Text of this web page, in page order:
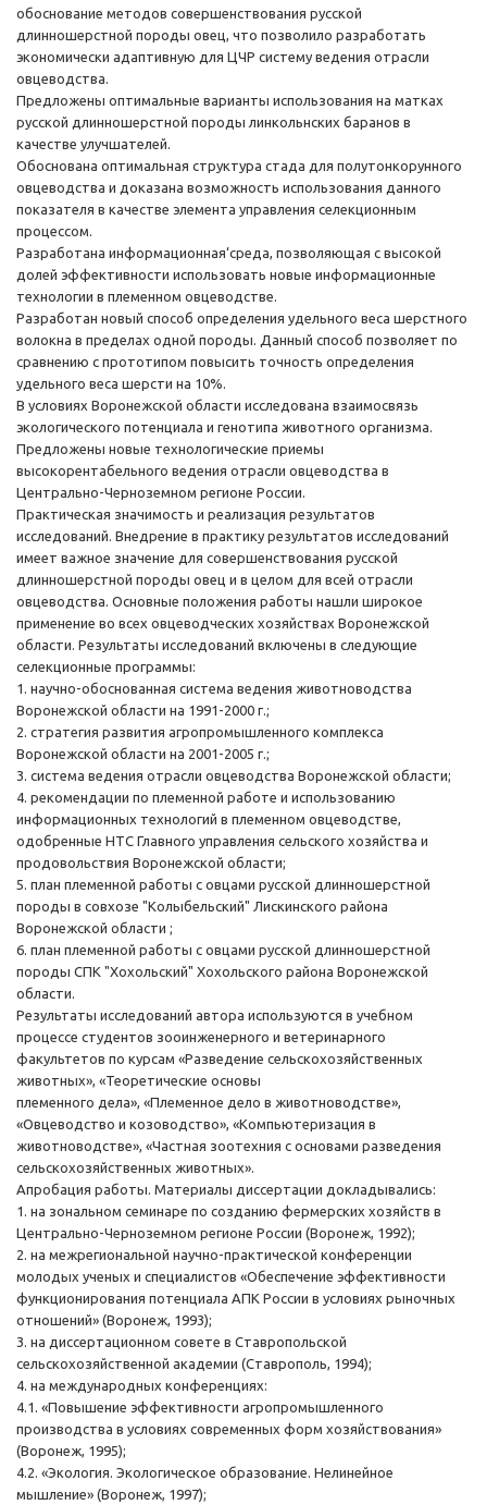
обоснование методов совершенствования русской
длинношерстной породы овец, что позволило разработать
экономически адаптивную для ЦЧР систему ведения отрасли
овцеводства.
Предложены оптимальные варианты использования на матках
русской длинношерстной породы линкольнских баранов в
качестве улучшателей.
Обоснована оптимальная структура стада для полутонкорунного
овцеводства и доказана возможность использования данного
показателя в качестве элемента управления селекционным
процессом.
Разработана информационная‘среда, позволяющая с высокой
долей эффективности использовать новые информационные
технологии в племенном овцеводстве.
Разработан новый способ определения удельного веса шерстного
волокна в пределах одной породы. Данный способ позволяет по
сравнению с прототипом повысить точность определения
удельного веса шерсти на 10%.
В условиях Воронежской области исследована взаимосвязь
экологического потенциала и генотипа животного организма.
Предложены новые технологические приемы
высокорентабельного ведения отрасли овцеводства в
Центрально-Черноземном регионе России.
Практическая значимость и реализация результатов
исследований. Внедрение в практику результатов исследований
имеет важное значение для совершенствования русской
длинношерстной породы овец и в целом для всей отрасли
овцеводства. Основные положения работы нашли широкое
применение во всех овцеводческих хозяйствах Воронежской
области. Результаты исследований включены в следующие
селекционные программы:
1. научно-обоснованная система ведения животноводства
Воронежской области на 1991-2000 г.;
2. стратегия развития агропромышленного комплекса
Воронежской области на 2001-2005 г.;
3. система ведения отрасли овцеводства Воронежской области;
4. рекомендации по племенной работе и использованию
информационных технологий в племенном овцеводстве,
одобренные НТС Главного управления сельского хозяйства и
продовольствия Воронежской области;
5. план племенной работы с овцами русской длинношерстной
породы в совхозе "Колыбельский" Лискинского района
Воронежской области ;
6. план племенной работы с овцами русской длинношерстной
породы СПК "Хохольский" Хохольского района Воронежской
области.
Результаты исследований автора используются в учебном
процессе студентов зооинженерного и ветеринарного
факультетов по курсам «Разведение сельскохозяйственных
животных», «Теоретические основы
племенного дела», «Племенное дело в животноводстве»,
«Овцеводство и козоводство», «Компьютеризация в
животноводстве», «Частная зоотехния с основами разведения
сельскохозяйственных животных».
Апробация работы. Материалы диссертации докладывались:
1. на зональном семинаре по созданию фермерских хозяйств в
Центрально-Черноземном регионе России (Воронеж, 1992);
2. на межрегиональной научно-практической конференции
молодых ученых и специалистов «Обеспечение эффективности
функционирования потенциала АПК России в условиях рыночных
отношений» (Воронеж, 1993);
3. на диссертационном совете в Ставропольской
сельскохозяйственной академии (Ставрополь, 1994);
4. на международных конференциях:
4.1. «Повышение эффективности агропромышленного
производства в условиях современных форм хозяйствования»
(Воронеж, 1995);
4.2. «Экология. Экологическое образование. Нелинейное
мышление» (Воронеж, 1997);